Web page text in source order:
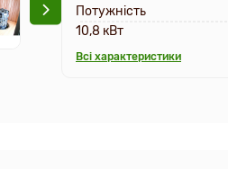
Потужність
10,8 кВт
Всі характеристики